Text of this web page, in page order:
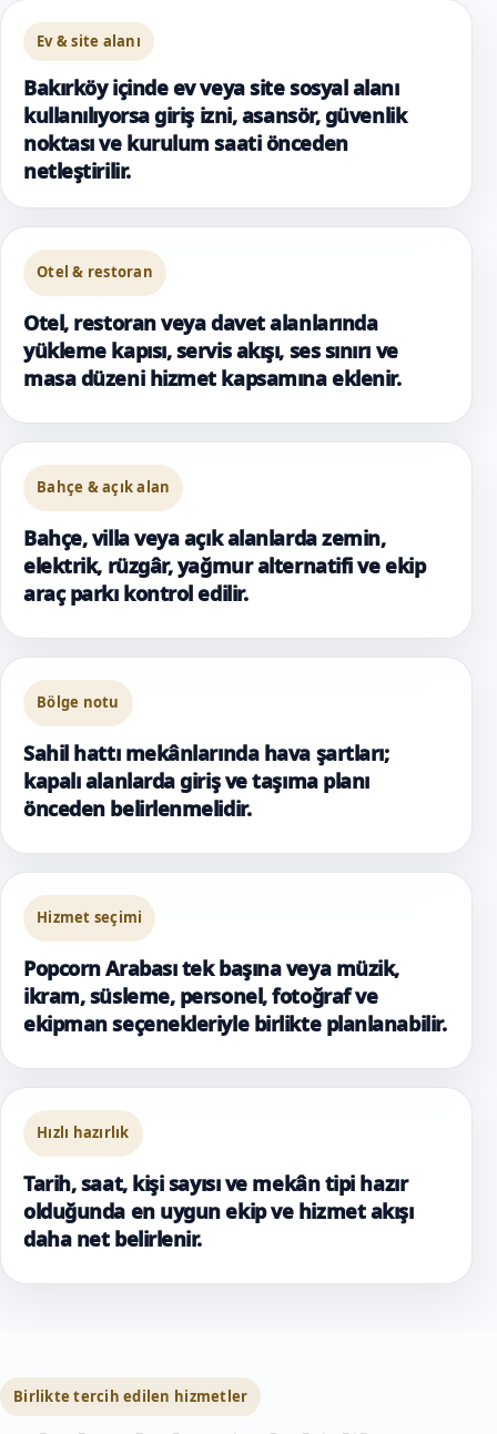
Ev & site alanı
Bakırköy içinde ev veya site sosyal alanı
kullanılıyorsa giriş izni, asansör, güvenlik
noktası ve kurulum saati önceden
netleştirilir.
Otel & restoran
Otel, restoran veya davet alanlarında
yükleme kapısı, servis akışı, ses sınırı ve
masa düzeni hizmet kapsamına eklenir.
Bahçe & açık alan
Bahçe, villa veya açık alanlarda zemin,
elektrik, rüzgâr, yağmur alternatifi ve ekip
araç parkı kontrol edilir.
Bölge notu
Sahil hattı mekânlarında hava şartları;
kapalı alanlarda giriş ve taşıma planı
önceden belirlenmelidir.
Hizmet seçimi
Popcorn Arabası tek başına veya müzik,
ikram, süsleme, personel, fotoğraf ve
ekipman seçenekleriyle birlikte planlanabilir.
Hızlı hazırlık
Tarih, saat, kişi sayısı ve mekân tipi hazır
olduğunda en uygun ekip ve hizmet akışı
daha net belirlenir.
Birlikte tercih edilen hizmetler